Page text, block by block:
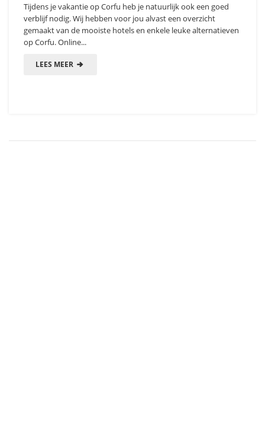
Tijdens je vakantie op Corfu heb je natuurlijk ook een goed
verblijf nodig. Wij hebben voor jou alvast een overzicht
gemaakt van de mooiste hotels en enkele leuke alternatieven
op Corfu. Online...
LEES MEER